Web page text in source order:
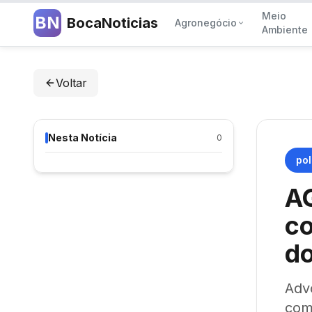
BN BocaNoticias Agronegócio
Meio
Ambiente
Voltar
Nesta Notícia 0